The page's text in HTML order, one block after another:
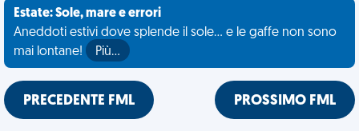
Estate: Sole, mare e errori
Aneddoti estivi dove splende il sole... e le gaffe non sono
mai lontane!
Più…
PRECEDENTE FML PROSSIMO FML